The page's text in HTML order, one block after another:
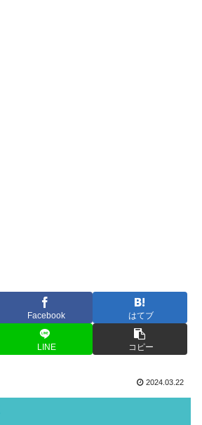
Facebook はてブ
LINE コピー
2024.03.22